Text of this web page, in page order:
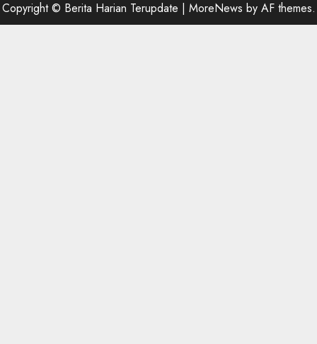
Copyright © Berita Harian Terupdate | MoreNews by AF themes.